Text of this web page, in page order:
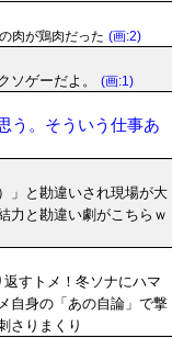
肉が鶏肉だった (画:2)
ゲーだよ。
(画:1)
う。そういう仕事あ
」と勘違いされ現場が大
力と勘違い劇がこちらｗ
すトメ！冬ソナにハマ
自身の「あの自論」で撃
さりまくり